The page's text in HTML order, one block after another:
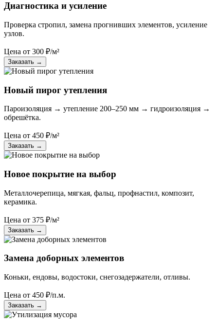
Диагностика и усиление
Проверка стропил, замена прогнивших элементов, усиление
узлов.
Цена от 300 ₽/м²
Заказать →
Новый пирог утепления
Пароизоляция → утепление 200–250 мм → гидроизоляция →
обрешётка.
Цена от 450 ₽/м²
Заказать →
Новое покрытие на выбор
Металлочерепица, мягкая, фальц, профнастил, композит,
керамика.
Цена от 375 ₽/м²
Заказать →
Замена доборных элементов
Коньки, ендовы, водостоки, снегозадержатели, отливы.
Цена от 450 ₽/п.м.
Заказать →